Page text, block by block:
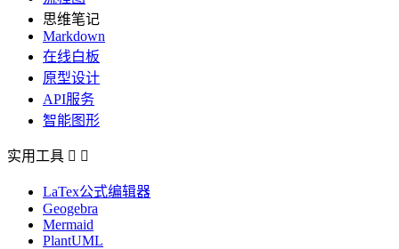
思维笔记
Markdown
在线白板
原型设计
API服务
智能图形
实用工具  
LaTex公式编辑器
Geogebra
Mermaid
PlantUML